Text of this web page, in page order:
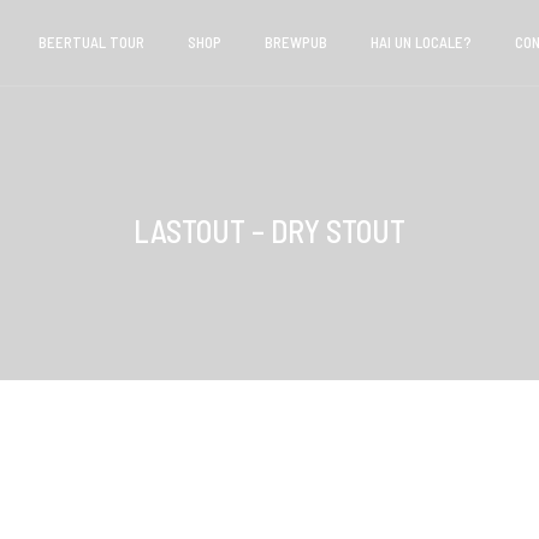
BEERTUAL TOUR SHOP BREWPUB HAI UN LOCALE?
LASTOUT – DRY STOUT